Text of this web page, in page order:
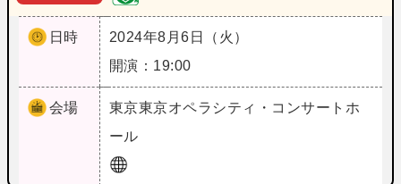
日時
2024年8月6日（火）
開演：19:00
会場 東京東京オペラシティ・コンサートホ
ール